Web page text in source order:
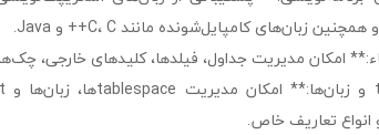
امکان مدیریت جداول، فیلدها، کلیدهای خارجی،